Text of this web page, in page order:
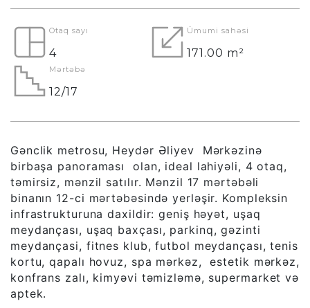
Otaq sayı
4
Ümumi sahəsi
171.00 m²
Mərtəbə
12/17
Gənclik metrosu, Heydər Əliyev Mərkəzinə
birbaşa panoraması olan, ideal lahiyəli, 4 otaq,
təmirsiz, mənzil satılır. Mənzil 17 mərtəbəli
binanın 12-ci mərtəbəsində yerləşir. Kompleksin
infrastrukturuna daxildir: geniş həyət, uşaq
meydançası, uşaq baxçası, parkinq, gəzinti
meydançasi, fitnes klub, futbol meydançası, tenis
kortu, qapalı hovuz, spa mərkəz, estetik mərkəz,
konfrans zalı, kimyəvi təmizləmə, supermarket və
aptek.